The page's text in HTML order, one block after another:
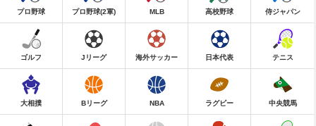
プロ野球 プロ野球(2軍) MLB 高校野球 侍ジャパン
ゴルフ Jリーグ 海外サッカー 日本代表 テニス
大相撲 Bリーグ NBA ラグビー 中央競馬